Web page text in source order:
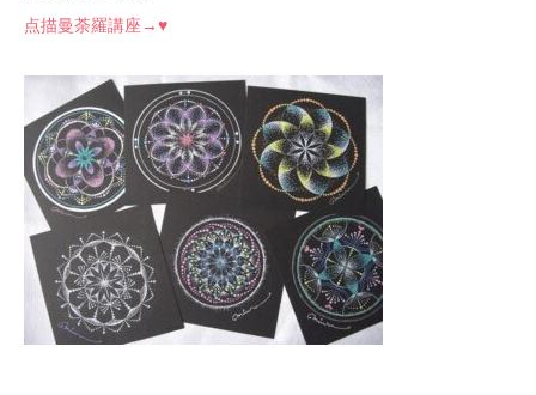
点描曼荼羅講座→♥